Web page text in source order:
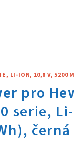
LI-ION, 10,8 V, 5200